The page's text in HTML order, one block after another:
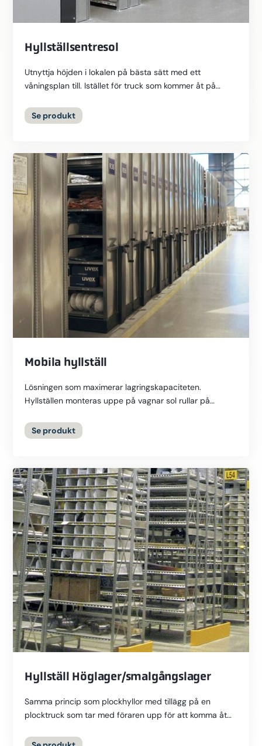
Hyllställsentresol
Utnyttja höjden i lokalen på bästa sätt med ett
våningsplan till. Istället för truck som kommer åt på
Se produkt
Mobila hyllställ
Lösningen som maximerar lagringskapaciteten.
Hyllställen monteras uppe på vagnar sol rullar på
uppepå....
Se produkt
Hyllställ Höglager/smalgångslager
Samma princip som plockhyllor med tillägg på en
plocktruck som tar med föraren upp för att komma åt